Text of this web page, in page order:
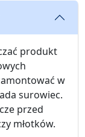
produkt
w
surowiec.
przed
młotków.